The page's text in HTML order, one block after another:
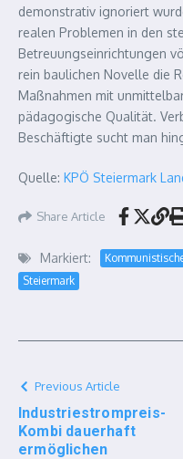
demonstrativ ignoriert
realen Problemen in den
Betreuungseinrichtungen
rein baulichen Novelle die
Maßnahmen mit
pädagogische Qualität.
Beschäftigte sucht man
Quelle: KPÖ Steiermark
Share Article
Markiert:
Steiermark
Previous Article
Industriestrompreis-
Kombi dauerhaft
ermöglichen